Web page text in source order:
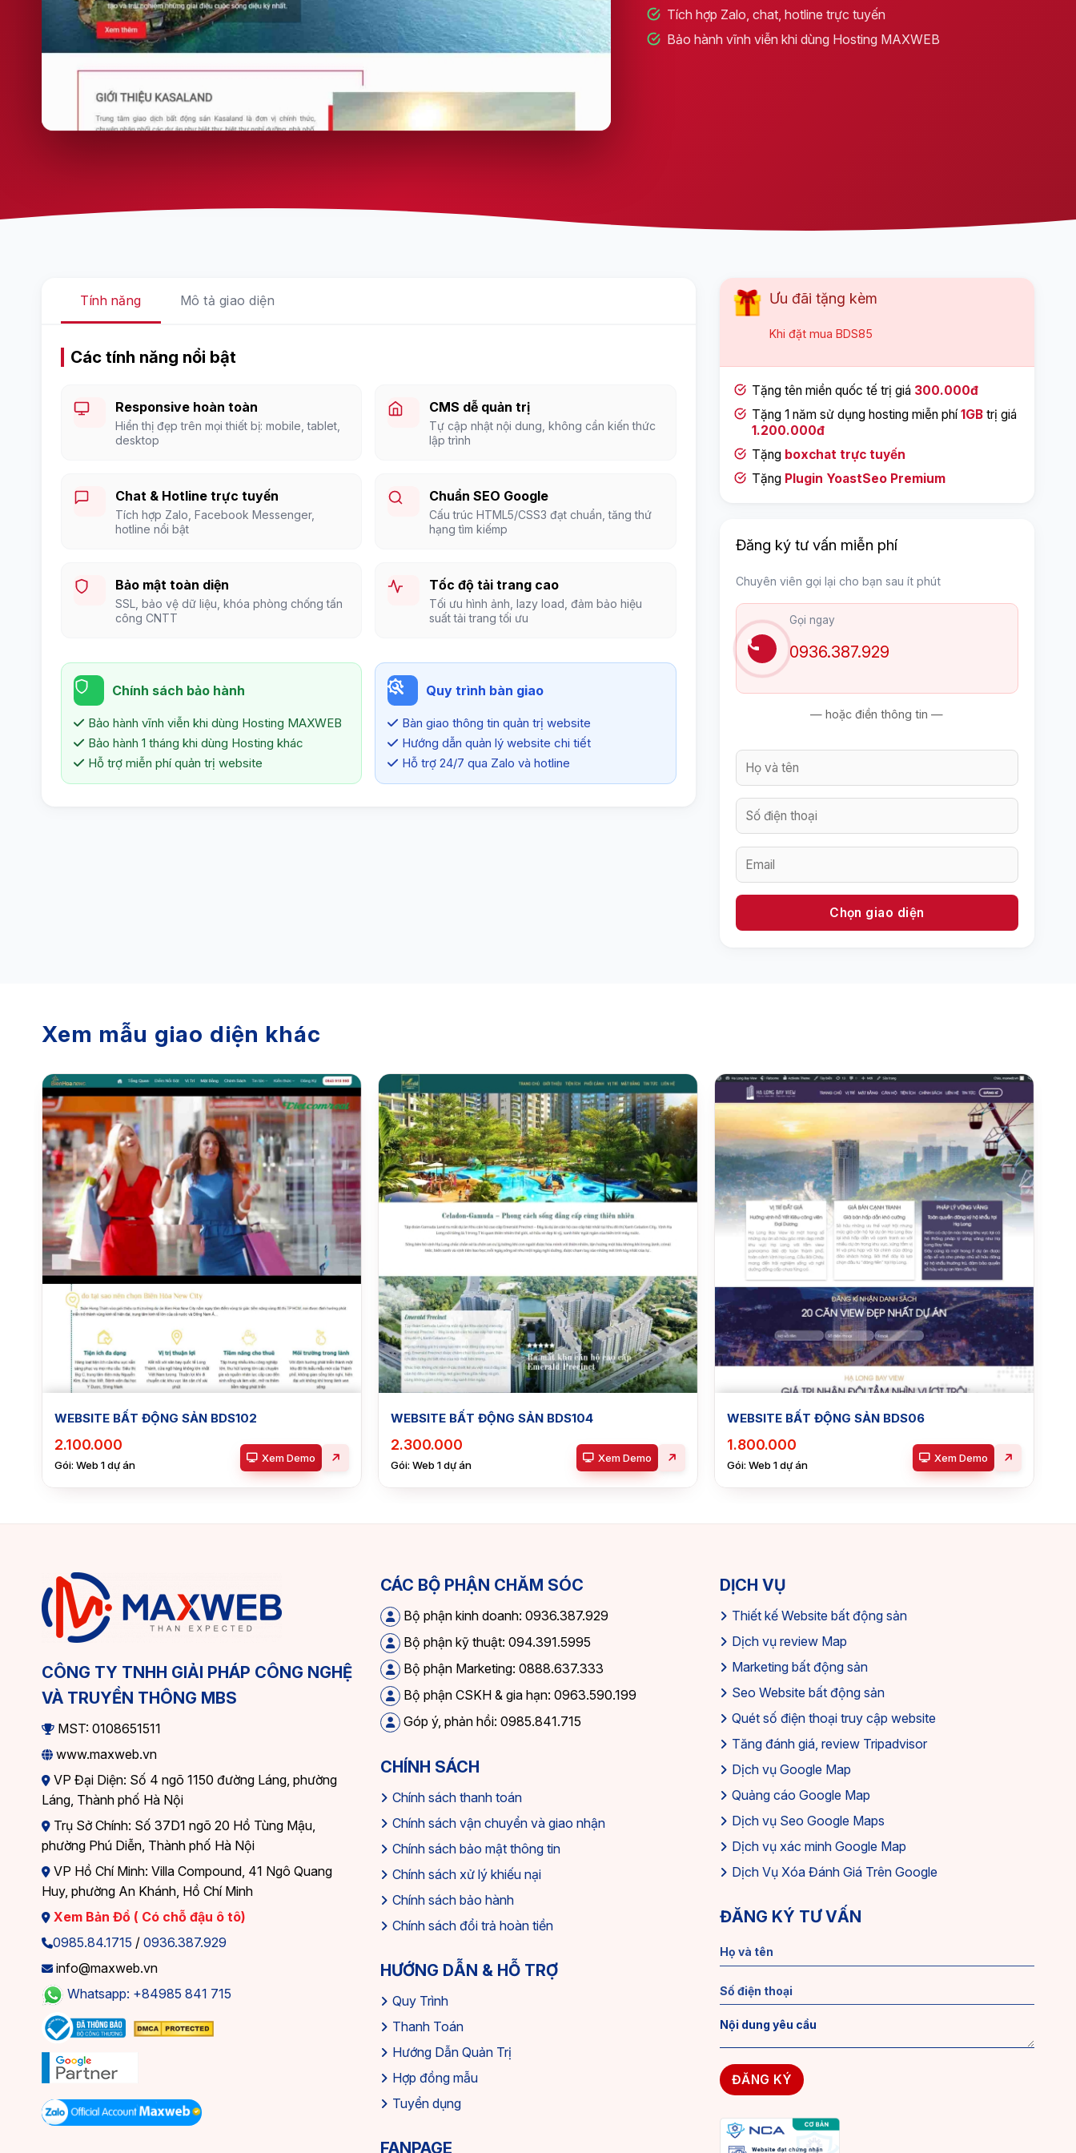
Tích hợp Zalo, chat, hotline trực tuyến
Bảo hành vĩnh viễn khi dùng Hosting MAXWEB
Tính năng Mô tả giao diện
Các tính năng nổi bật
Responsive hoàn toàn
Hiển thị đẹp trên mọi thiết bị: mobile, tablet,
desktop
CMS dễ quản trị
Tự cập nhật nội dung, không cần kiến thức
lập trình
Chat & Hotline trực tuyến
Tích hợp Zalo, Facebook Messenger,
hotline nổi bật
Chuẩn SEO Google
Cấu trúc HTML5/CSS3 đạt chuẩn, tăng thứ
hạng tìm kiếmp
Bảo mật toàn diện
SSL, bảo vệ dữ liệu, khóa phòng chống tấn
công CNTT
Tốc độ tải trang cao
Tối ưu hình ảnh, lazy load, đảm bảo hiệu
suất tải trang tối ưu
Chính sách bảo hành
Bảo hành vĩnh viễn khi dùng Hosting MAXWEB
Bảo hành 1 tháng khi dùng Hosting khác
Hỗ trợ miễn phí quản trị website
Quy trình bàn giao
Bàn giao thông tin quản trị website
Hướng dẫn quản lý website chi tiết
Hỗ trợ 24/7 qua Zalo và hotline
Ưu đãi tặng kèm
Khi đặt mua BDS85
Tặng tên miền quốc tế trị giá 300.000đ
Tặng 1 năm sử dụng hosting miễn phí1GBtrị giá
1.200.000đ
Tặng boxchat trực tuyến
Tặng Plugin YoastSeo Premium
Đăng ký tư vấn miễn phí
Chuyên viên gọi lại cho bạn sau ít phút
Gọi ngay
0936.387.929
— hoặc điền thông tin —
Xem mẫu giao diện khác
WEBSITE BẤT ĐỘNG SẢN BDS102
2.100.000
Gói: Web 1 dự án
Xem Demo
WEBSITE BẤT ĐỘNG SẢN BDS104
2.300.000
Gói: Web 1 dự án
Xem Demo
WEBSITE BẤT ĐỘNG SẢN BDS06
1.800.000
Gói: Web 1 dự án
Xem Demo
CÔNG TY TNHH GIẢI PHÁP CÔNG NGHỆ
VÀ TRUYỀN THÔNG MBS
MST: 0108651511
www.maxweb.vn
VP Đại Diện: Số 4 ngõ 1150 đường Láng, phường
Láng, Thành phố Hà Nội
Trụ Sở Chính: Số 37D1 ngõ 20 Hồ Tùng Mậu,
phường Phú Diễn, Thành phố Hà Nội
VP Hồ Chí Minh: Villa Compound, 41 Ngô Quang
Huy, phường An Khánh, Hồ Chí Minh
Xem Bản Đồ ( Có chỗ đậu ô tô)
0985.84.1715 / 0936.387.929
info@maxweb.vn
Whatsapp: +84985 841 715
CÁC BỘ PHẬN CHĂM SÓC
Bộ phận kinh doanh: 0936.387.929
Bộ phận kỹ thuật: 094.391.5995
Bộ phận Marketing: 0888.637.333
Bộ phận CSKH & gia hạn: 0963.590.199
Góp ý, phản hồi: 0985.841.715
CHÍNH SÁCH
Chính sách thanh toán
Chính sách vận chuyển và giao nhận
Chính sách bảo mật thông tin
Chính sách xử lý khiếu nại
Chính sách bảo hành
Chính sách đổi trả hoàn tiền
HƯỚNG DẪN & HỖ TRỢ
Quy Trình
Thanh Toán
Hướng Dẫn Quản Trị
Hợp đồng mẫu
Tuyển dụng
FANPAGE
DỊCH VỤ
Thiết kế Website bất động sản
Dịch vụ review Map
Marketing bất động sản
Seo Website bất động sản
Quét số điện thoại truy cập website
Tăng đánh giá, review Tripadvisor
Dịch vụ Google Map
Quảng cáo Google Map
Dịch vụ Seo Google Maps
Dịch vụ xác minh Google Map
Dịch Vụ Xóa Đánh Giá Trên Google
ĐĂNG KÝ TƯ VẤN